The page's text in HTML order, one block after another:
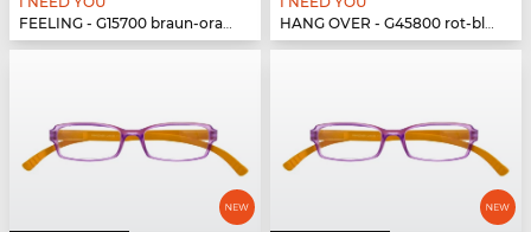
FEELING - G15700 braun-orange
HANG OVER - G45800 rot-blau